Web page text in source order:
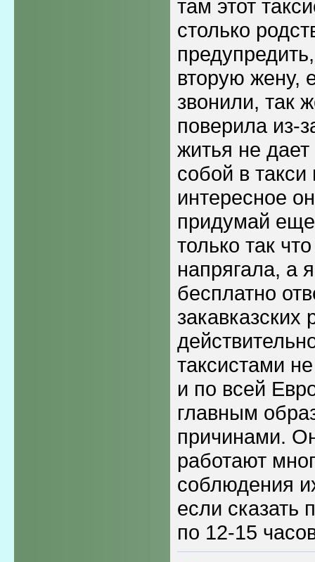
там этот
столько
вторую жену,
звонили, так
поверила из-
житья не
собой в
интересное
придумай
только так
напрягала, а
бесплатно
закавказских
таксистами
и по всей
главным
причинами.
работают
соблюдения
если сказать
по 12-15